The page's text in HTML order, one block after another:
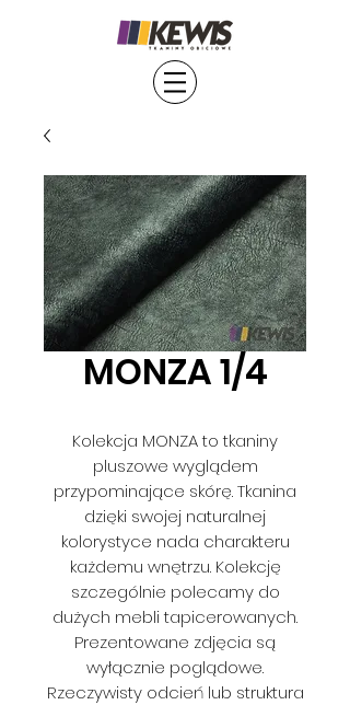
MONZA 1/4
Kolekcja MONZA to tkaniny
pluszowe wyglądem
przypominające skórę. Tkanina
dzięki swojej naturalnej
kolorystyce nada charakteru
każdemu wnętrzu. Kolekcję
szczególnie polecamy do
dużych mebli tapicerowanych.
Prezentowane zdjęcia są
wyłącznie poglądowe.
Rzeczywisty odcień lub struktura